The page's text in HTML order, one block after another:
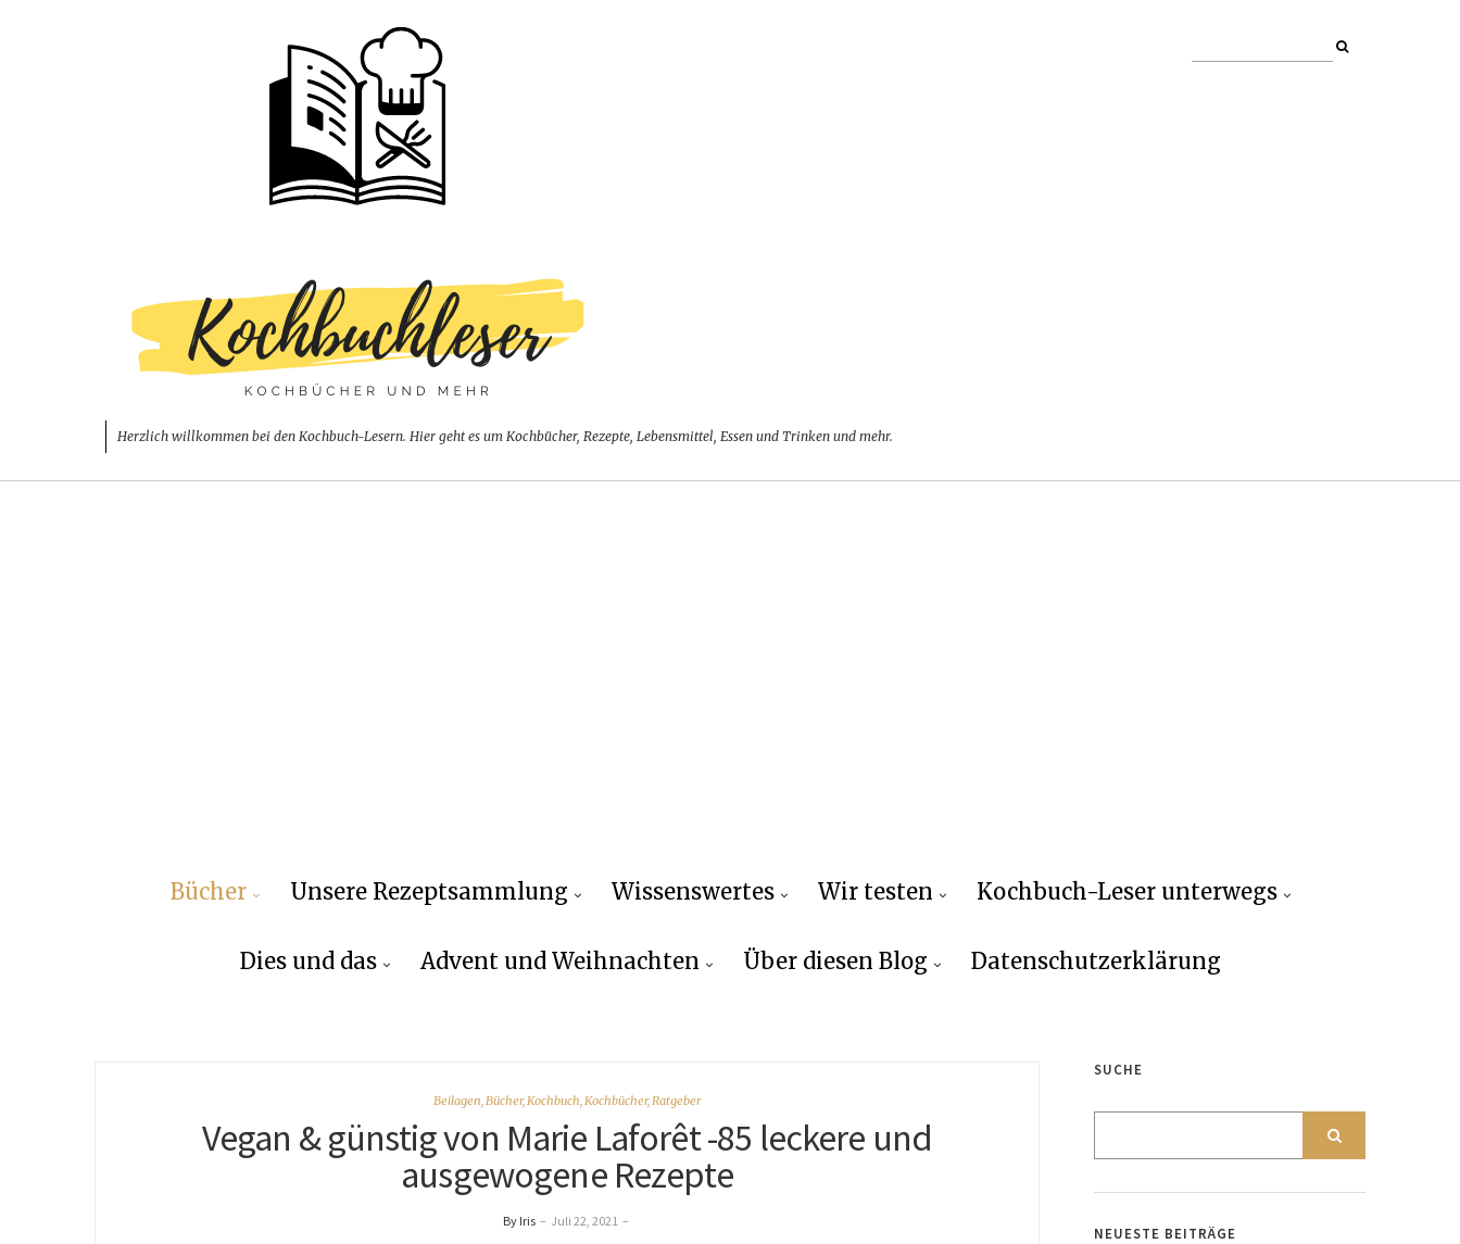
Herzlich willkommen bei den Kochbuch-Lesern. Hier geht es um Kochbücher, Rezepte, Lebensmittel, Essen und Trinken und mehr.
Bücher Unsere Rezeptsammlung Wissenswertes Wir testen Kochbuch-Leser unterwegs
Dies und das Advent und Weihnachten Über diesen Blog Datenschutzerklärung
Beilagen,Bücher,Kochbuch,Kochbücher,Ratgeber
Vegan & günstig von Marie Laforêt -85 leckere und
ausgewogene Rezepte
By Iris – Juli 22, 2021 –
SUCHE
NEUESTE BEITRÄGE